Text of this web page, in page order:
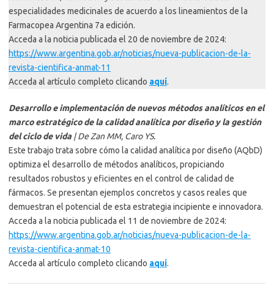
especialidades medicinales de acuerdo a los lineamientos de la
Farmacopea Argentina 7a edición.
Acceda a la noticia publicada el 20 de noviembre de 2024:
https://www.argentina.gob.ar/noticias/nueva-publicacion-de-la-
revista-cientifica-anmat-11
Acceda al artículo completo clicando aquí.
Desarrollo e implementación de nuevos métodos analíticos en el
marco estratégico de la calidad analítica por diseño y la gestión
del ciclo de vida | De Zan MM, Caro YS.
Este trabajo trata sobre cómo la calidad analítica por diseño (AQbD)
optimiza el desarrollo de métodos analíticos, propiciando
resultados robustos y eficientes en el control de calidad de
fármacos. Se presentan ejemplos concretos y casos reales que
demuestran el potencial de esta estrategia incipiente e innovadora.
Acceda a la noticia publicada el 11 de noviembre de 2024:
https://www.argentina.gob.ar/noticias/nueva-publicacion-de-la-
revista-cientifica-anmat-10
Acceda al artículo completo clicando aquí.